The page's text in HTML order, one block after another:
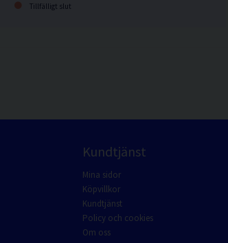
Tillfälligt slut
Kundtjänst
Mina sidor
Köpvillkor
Kundtjänst
Policy och cookies
Om oss